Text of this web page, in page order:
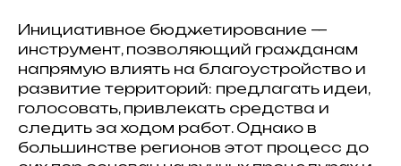
Инициативное бюджетирование —
инструмент, позволяющий гражданам
напрямую влиять на благоустройство и
развитие территорий: предлагать идеи,
голосовать, привлекать средства и
следить за ходом работ. Однако в
большинстве регионов этот процесс до